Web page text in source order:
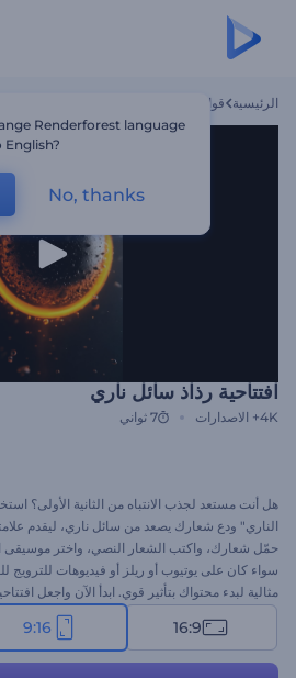
الرئيسية قوالب
افتتاحية رذاذ سائل ناري
4K+ الاصدارات 7 ثواني
هل أنت مستعد لجذب الانتباه من الثانية الأولى؟
الناري" ودع شعارك يصعد من سائل ناري، ليقدم
حمّل شعارك، واكتب الشعار النصي، واختر موسيقى
سواء كان على يوتيوب أو ريلز أو فيديوهات للترويج
مثالية لبدء محتواك بتأثير قوي. ابدأ الآن واجعل
16:9
9:16
Renderforest language
English?
No, thanks